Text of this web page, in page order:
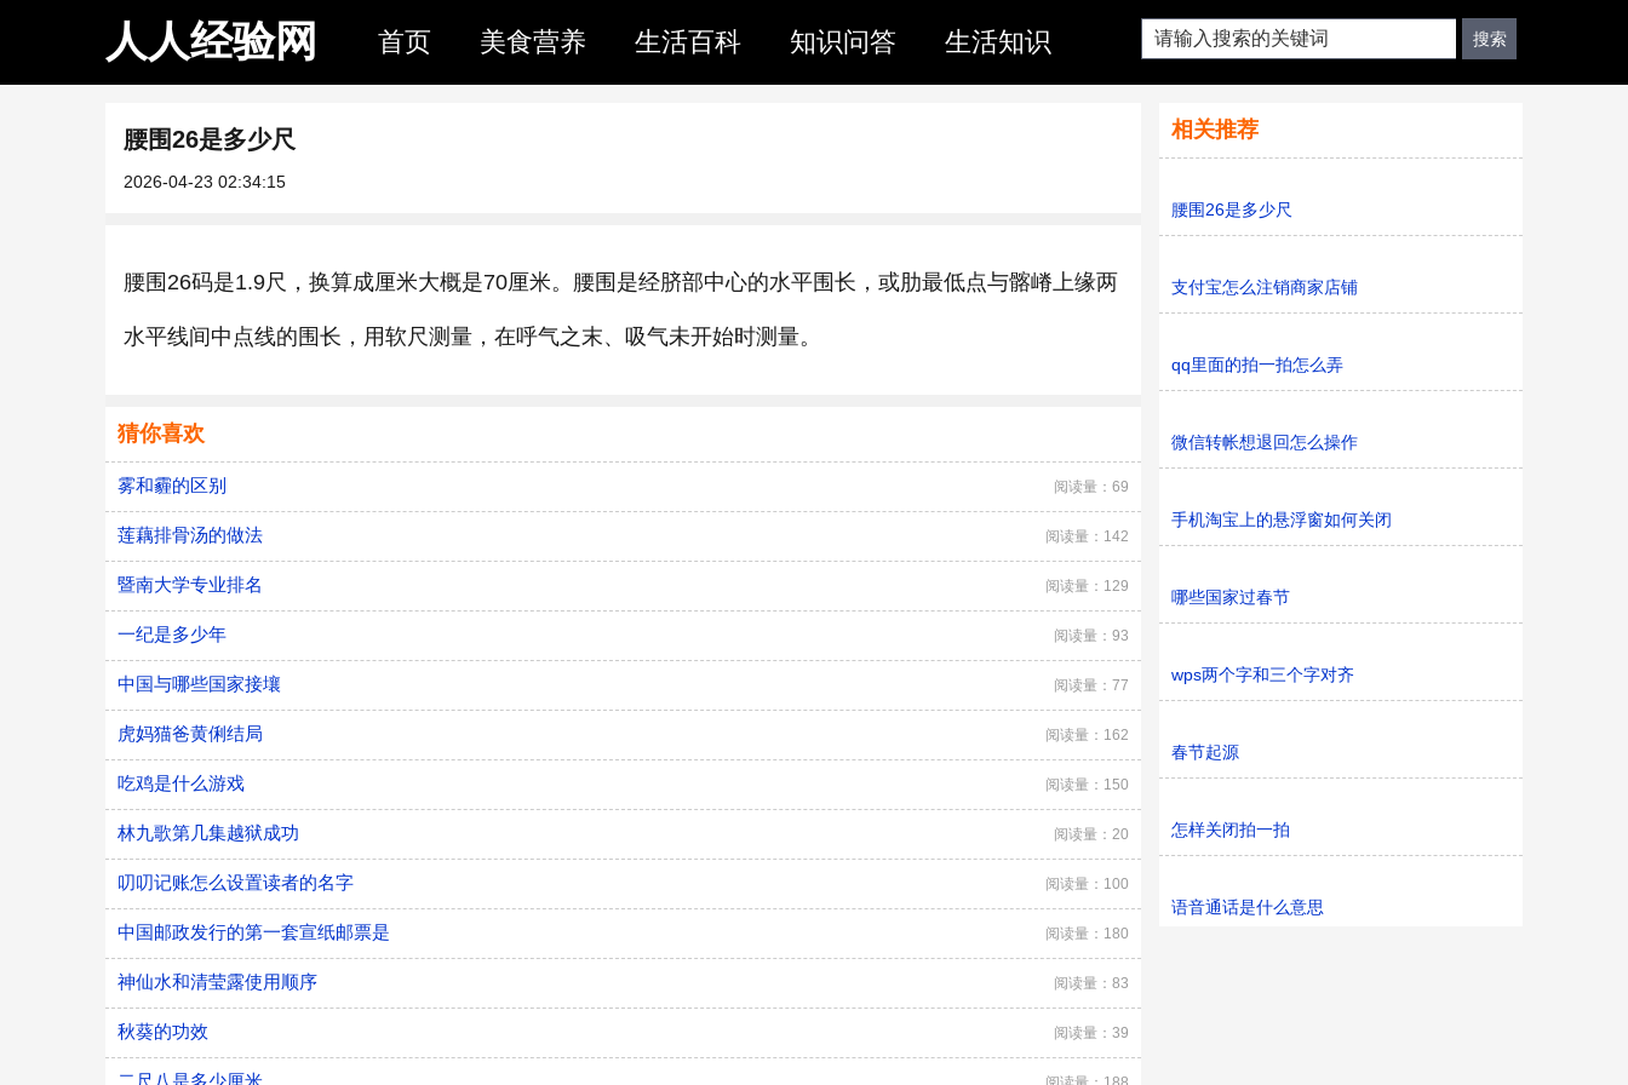
人人经验网 首页 美食营养 生活百科 知识问答 生活知识
腰围26是多少尺
2026-04-23 02:34:15
腰围26码是1.9尺，换算成厘米大概是70厘米。腰围是经脐部中心的水平围长，或肋最低点与髂嵴上缘两
水平线间中点线的围长，用软尺测量，在呼气之末、吸气未开始时测量。
猜你喜欢
雾和霾的区别 阅读量：69
莲藕排骨汤的做法 阅读量：142
暨南大学专业排名 阅读量：129
一纪是多少年 阅读量：93
中国与哪些国家接壤 阅读量：77
虎妈猫爸黄俐结局 阅读量：162
吃鸡是什么游戏 阅读量：150
林九歌第几集越狱成功 阅读量：20
叨叨记账怎么设置读者的名字 阅读量：100
中国邮政发行的第一套宣纸邮票是 阅读量：180
神仙水和清莹露使用顺序 阅读量：83
秋葵的功效 阅读量：39
二尺八是多少厘米
相关推荐
腰围26是多少尺
支付宝怎么注销商家店铺
qq里面的拍一拍怎么弄
微信转帐想退回怎么操作
手机淘宝上的悬浮窗如何关闭
哪些国家过春节
wps两个字和三个字对齐
春节起源
怎样关闭拍一拍
语音通话是什么意思